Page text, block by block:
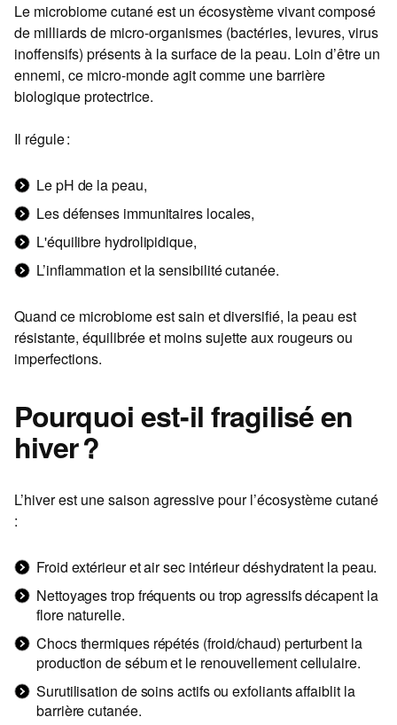
Le microbiome cutané est un écosystème vivant composé
de milliards de micro-organismes (bactéries, levures, virus
inoffensifs) présents à la surface de la peau. Loin d’être un
ennemi, ce micro-monde agit comme une barrière
biologique protectrice.
Il régule :
Le pH de la peau,
Les défenses immunitaires locales,
L'équilibre hydrolipidique,
L’inflammation et la sensibilité cutanée.
Quand ce microbiome est sain et diversifié, la peau est
résistante, équilibrée et moins sujette aux rougeurs ou
imperfections.
Pourquoi est-il fragilisé en
hiver ?
L’hiver est une saison agressive pour l’écosystème cutané
:
Froid extérieur et air sec intérieur déshydratent la peau.
Nettoyages trop fréquents ou trop agressifs décapent la
flore naturelle.
Chocs thermiques répétés (froid/chaud) perturbent la
production de sébum et le renouvellement cellulaire.
Surutilisation de soins actifs ou exfoliants affaiblit la
barrière cutanée.